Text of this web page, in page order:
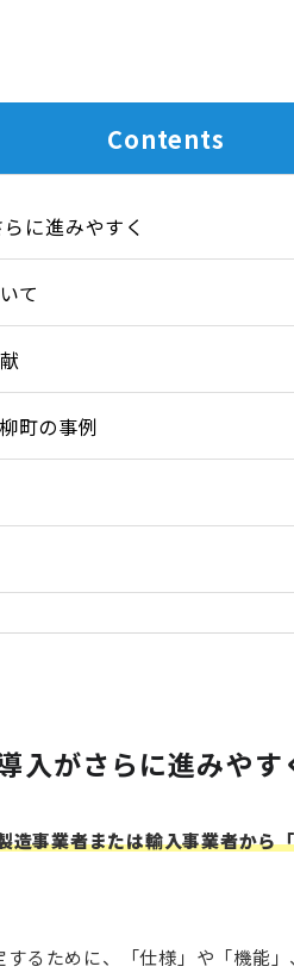
Contents
に進みやすく
て
町の事例
入がさらに進みやす
造事業者または輸入事業者から
るために、「仕様」や「機能